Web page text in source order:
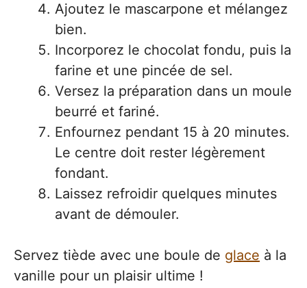
Ajoutez le mascarpone et mélangez
bien.
Incorporez le chocolat fondu, puis la
farine et une pincée de sel.
Versez la préparation dans un moule
beurré et fariné.
Enfournez pendant 15 à 20 minutes.
Le centre doit rester légèrement
fondant.
Laissez refroidir quelques minutes
avant de démouler.
Servez tiède avec une boule de glace à la
vanille pour un plaisir ultime !